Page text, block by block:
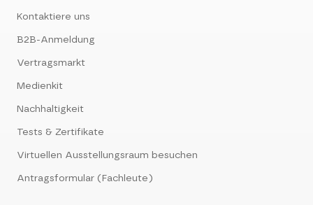
Kontaktiere uns
B2B-Anmeldung
Vertragsmarkt
Medienkit
Nachhaltigkeit
Tests & Zertifikate
Virtuellen Ausstellungsraum besuchen
Antragsformular (Fachleute)